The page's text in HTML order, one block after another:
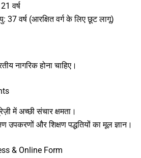
वर्ष
वर्ष (आरक्षित वर्ग के लिए छूट लागू)
नागरिक होना चाहिए।
में अच्छी संचार क्षमता।
उपकरणों और शिक्षण पद्धतियों का मूल ज्ञान।
& Online Form